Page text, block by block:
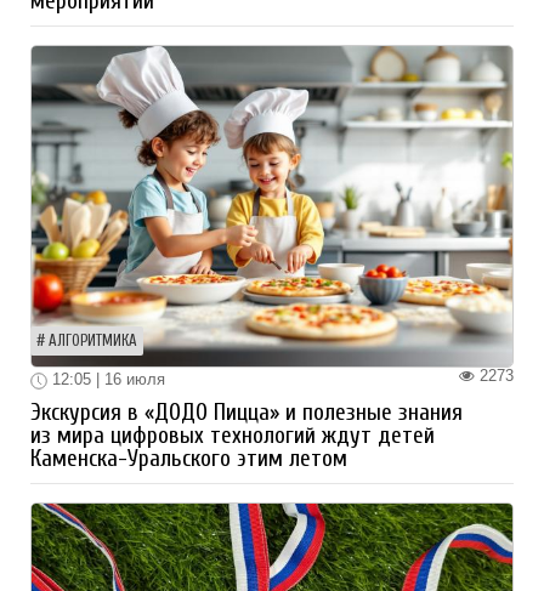
АЛГОРИТМИКА
2273
12:05 | 16 июля
Экскурсия в «ДОДО Пицца» и полезные знания
из мира цифровых технологий ждут детей
Каменска-Уральского этим летом